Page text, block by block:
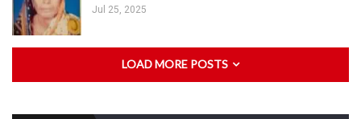
Jul 25, 2025
LOAD MORE POSTS